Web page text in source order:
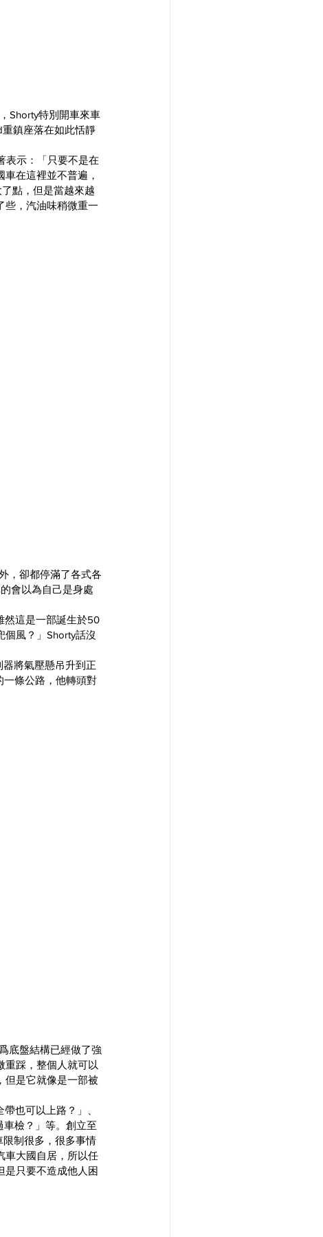
Shorty特別開車來車
鎮座落在如此恬靜
表示：「只要不是在
在這裡並不普遍，
點，但是當越來越
些，汽油味稍微重一
，卻都停滿了各式各
會以為自己是身處
然這是一部誕生於50
風？」Shorty話沒
將氣壓懸吊升到正
一條公路，他轉頭對
底盤結構已經做了強
重踩，整個人就可以
但是它就像是一部被
也可以上路？」、
車檢？」等。創立至
制很多，很多事情
車大國自居，所以任
是只要不造成他人困